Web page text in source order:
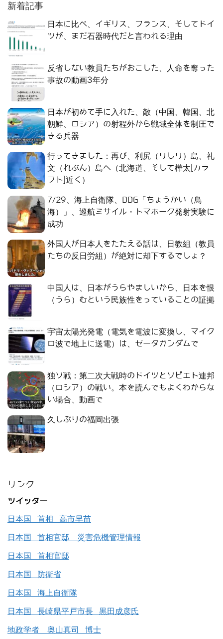
新着記事
日本に比べ、イギリス、フランス、そしてドイ
ツが、まだ石器時代だと言われる理由
反省しない教員たちがおこした、人命を奪った
事故の動画3年分
日本が初めて手に入れた、敵（中国、韓国、北
朝鮮、ロシア）の射程外から戦域全体を制圧で
きる兵器
行ってきました：再び、利尻（りしり）島、礼
文（れぶん）島へ（北海道、そして樺太[カラ
フト]近く）
7/29、海上自衛隊、DDG「ちょうかい（鳥
海）」、巡航ミサイル・トマホーク発射実験に
成功
外国人が日本人をたたえる話は、日教組（教員
たちの反日労組）が絶対に却下するでしょ？
中国人は、日本がうらやましいから、日本を恨
（うら）むという民族性をっていることの証拠
宇宙太陽光発電（電気を電波に変換し、マイク
ロ波で地上に送電）は、ゼータガンダムで
独ソ戦：第二次大戦時のドイツとソビエト連邦
（ロシア）の戦い。本を読んでもよくわからな
い場合、動画で
久しぶりの福岡出張
リンク
ツイッター
日本国 首相 高市早苗
日本国 首相官邸 災害危機管理情報
日本国 首相官邸
日本国 防衛省
日本国 海上自衛隊
日本国 長崎県平戸市長 黒田成彦氏
地政学者 奥山真司 博士